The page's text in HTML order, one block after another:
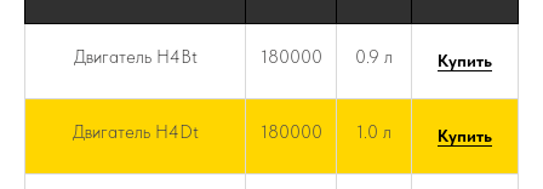
Двигатель H4Bt 180000 0.9 л Купить
Двигатель H4Dt 180000 1.0 л Купить